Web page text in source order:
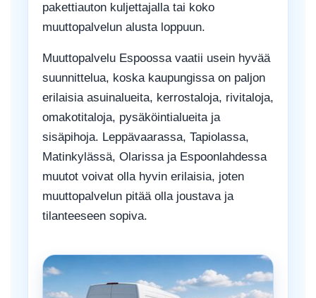
pakettiauton kuljettajalla tai koko
muuttopalvelun alusta loppuun.
Muuttopalvelu Espoossa vaatii usein hyvää
suunnittelua, koska kaupungissa on paljon
erilaisia asuinalueita, kerrostaloja, rivitaloja,
omakotitaloja, pysäköintialueita ja
sisäpihoja. Leppävaarassa, Tapiolassa,
Matinkylässä, Olarissa ja Espoonlahdessa
muutot voivat olla hyvin erilaisia, joten
muuttopalvelun pitää olla joustava ja
tilanteeseen sopiva.